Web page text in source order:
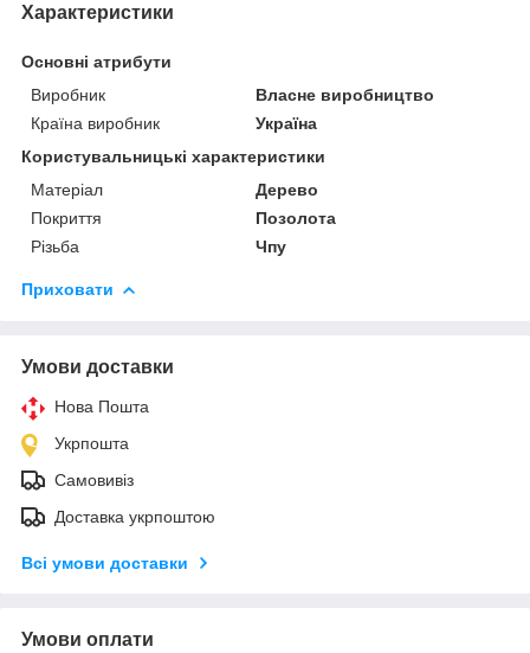
Характеристики
Основні атрибути
Виробник
Власне виробництво
Країна виробник
Україна
Користувальницькі характеристики
Матеріал
Дерево
Покриття
Позолота
Різьба
Чпу
Приховати
Умови доставки
Нова Пошта
Укрпошта
Самовивіз
Доставка укрпоштою
Всі умови доставки
Умови оплати